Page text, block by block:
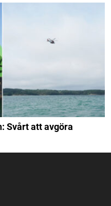
Svårt att avgöra